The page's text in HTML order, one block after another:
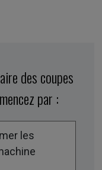
des coupes
par :
les